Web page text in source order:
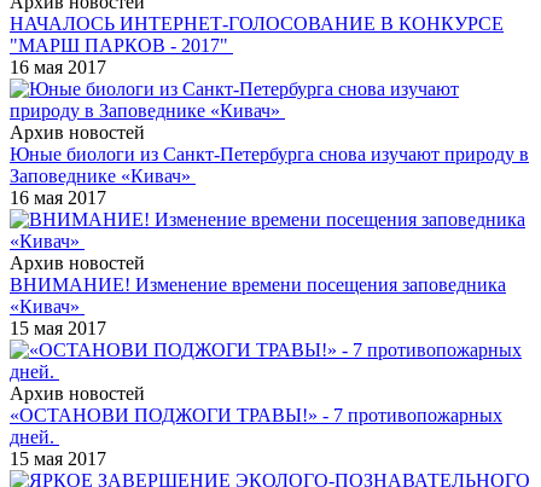
НАЧАЛОСЬ ИНТЕРНЕТ-ГОЛОСОВАНИЕ В КОНКУРСЕ
"МАРШ ПАРКОВ - 2017"
16 мая 2017
Архив новостей
Юные биологи из Санкт-Петербурга снова изучают природу в
Заповеднике «Кивач»
16 мая 2017
Архив новостей
ВНИМАНИЕ! Изменение времени посещения заповедника
«Кивач»
15 мая 2017
Архив новостей
«ОСТАНОВИ ПОДЖОГИ ТРАВЫ!» - 7 противопожарных
дней.
15 мая 2017